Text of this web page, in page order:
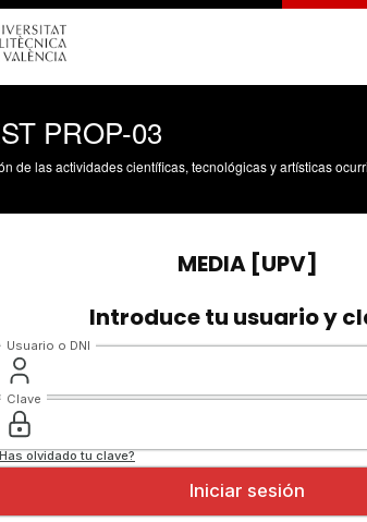
PROP-03
de las actividades científicas, tecnológicas y artísticas